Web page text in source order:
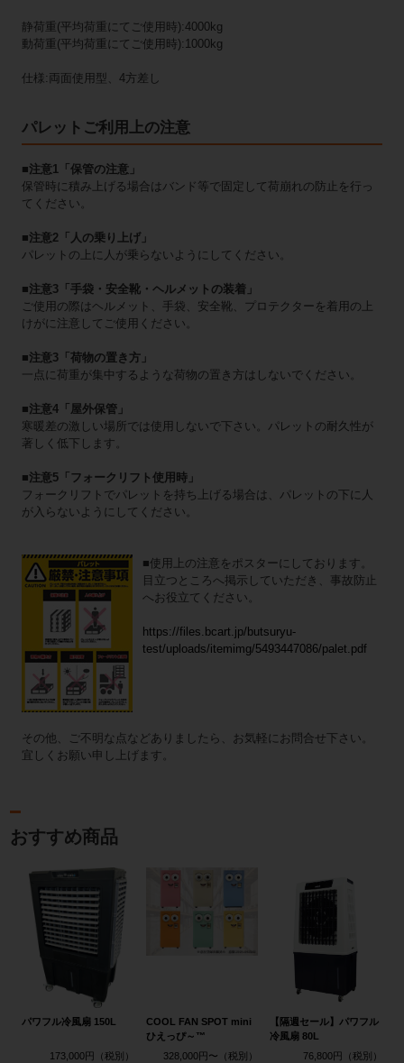
静荷重(平均荷重にてご使用時):4000kg
動荷重(平均荷重にてご使用時):1000kg
仕様:両面使用型、4方差し
パレットご利用上の注意
■注意1「保管の注意」
保管時に積み上げる場合はバンド等で固定して荷崩れの防止を行っ
てください。
■注意2「人の乗り上げ」
パレットの上に人が乗らないようにしてください。
■注意3「手袋・安全靴・ヘルメットの装着」
ご使用の際はヘルメット、手袋、安全靴、プロテクターを着用の上
けがに注意してご使用ください。
■注意3「荷物の置き方」
一点に荷重が集中するような荷物の置き方はしないでください。
■注意4「屋外保管」
寒暖差の激しい場所では使用しないで下さい。パレットの耐久性が
著しく低下します。
■注意5「フォークリフト使用時」
フォークリフトでパレットを持ち上げる場合は、パレットの下に人
が入らないようにしてください。
■使用上の注意をポスターにしております。
目立つところへ掲示していただき、事故防止
へお役立てください。
https://files.bcart.jp/butsuryu-
test/uploads/itemimg/5493447086/palet.pdf
その他、ご不明な点などありましたら、お気軽にお問合せ下さい。
宜しくお願い申し上げます。
おすすめ商品
パワフル冷風扇 150L
173,000円
COOL FAN SPOT mini
ひえっぴ～™
328,000円〜
【隔週セール】パワフル
冷風扇 80L
76,800円